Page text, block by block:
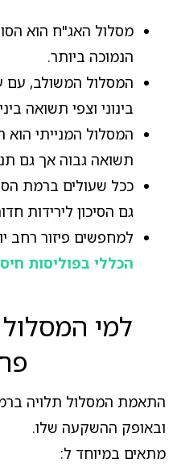
מסלול האג"ח הוא
הנמוכה ביותר.
בינוני וצפי תשואה
המסלול המנייתי הוא
תשואה גבוה אך גם
ככל שעולים ברמת
גם הסיכון לירידות
למחפשים פיזור רחב
הכללי בפוליסות
למי
התאמת המסלול תלויה
ובאופק ההשקעה שלו.
מתאים במיוחד ל: